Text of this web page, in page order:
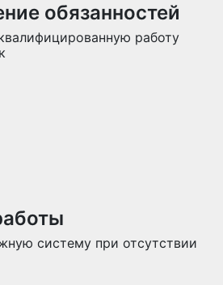
обязанностей
работу
систему при отсутствии